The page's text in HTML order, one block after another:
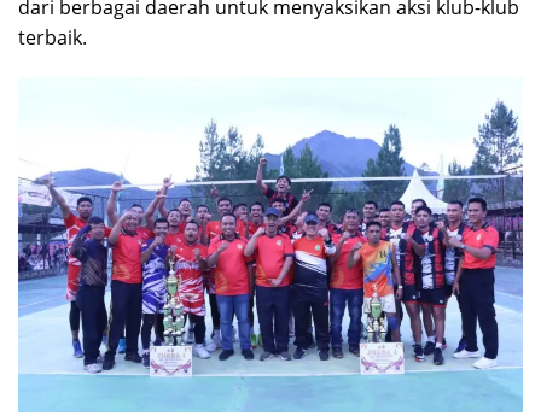
dari berbagai daerah untuk menyaksikan aksi klub-klub
terbaik.